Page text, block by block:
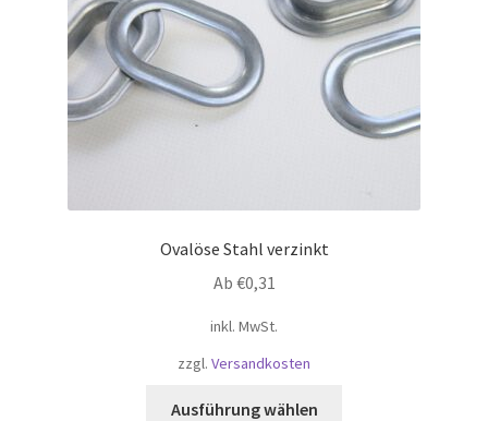
Ovalöse Stahl verzinkt
Ab €0,31
inkl. MwSt.
zzgl. Versandkosten
Ausführung wählen